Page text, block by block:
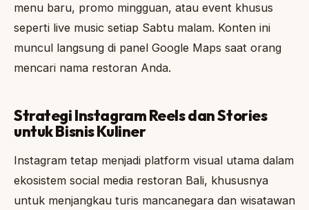
menu baru, promo mingguan, atau event khusus
seperti live music setiap Sabtu malam. Konten ini
muncul langsung di panel Google Maps saat orang
mencari nama restoran Anda.
Strategi Instagram Reels dan Stories
untuk Bisnis Kuliner
Instagram tetap menjadi platform visual utama dalam
ekosistem social media restoran Bali, khususnya
untuk menjangkau turis mancanegara dan wisatawan